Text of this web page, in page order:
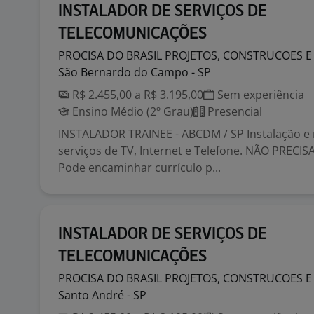
INSTALADOR DE SERVIÇOS DE
TELECOMUNICAÇÕES
PROCISA DO BRASIL PROJETOS, CONSTRUCOES E
São Bernardo do Campo - SP
R$ 2.455,00 a R$ 3.195,00
Sem experiência
Ensino Médio (2º Grau)
Presencial
INSTALADOR TRAINEE - ABCDM / SP Instalação
serviços de TV, Internet e Telefone. NÃO PRECISA
Pode encaminhar currículo p...
INSTALADOR DE SERVIÇOS DE
TELECOMUNICAÇÕES
PROCISA DO BRASIL PROJETOS, CONSTRUCOES E
Santo André - SP